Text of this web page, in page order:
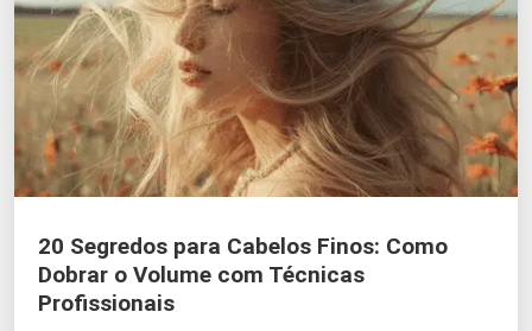
20 Segredos para Cabelos Finos: Como
Dobrar o Volume com Técnicas
Profissionais